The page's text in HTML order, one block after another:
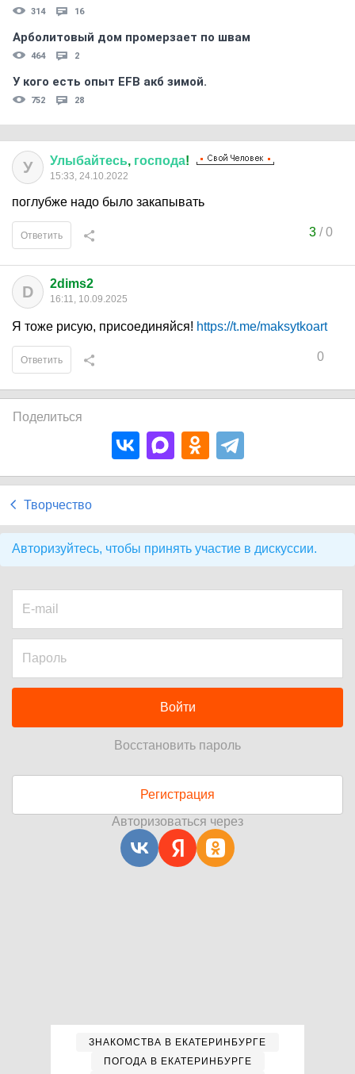
314 16
Арболитовый дом промерзает по швам
464 2
У кого есть опыт EFB акб зимой.
752 28
У Улыбайтесь, господа!
15:33, 24.10.2022
поглубже надо было закапывать
3/0
Ответить
D 2dims2
16:11, 10.09.2025
Я тоже рисую, присоединяйся! https://t.me/maksytkoart
0
Ответить
Поделиться
Творчество
Авторизуйтесь, чтобы принять участие в дискуссии.
Войти
Восстановить пароль
Регистрация
Авторизоваться через
ЗНАКОМСТВА В ЕКАТЕРИНБУРГЕ
ПОГОДА В ЕКАТЕРИНБУРГЕ